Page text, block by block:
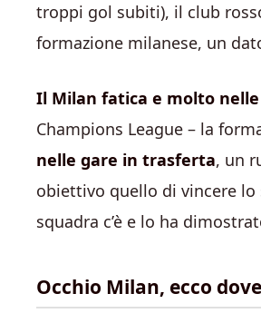
troppi gol subiti), il club
formazione milanese, un
Il Milan fatica e molto
Champions League – la
nelle gare in trasferta, un
obiettivo quello di vincere
squadra c’è e lo ha
Occhio Milan, ecco